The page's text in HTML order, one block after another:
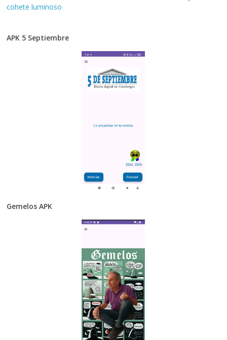
cohete luminoso
APK 5 Septiembre
Gemelos APK